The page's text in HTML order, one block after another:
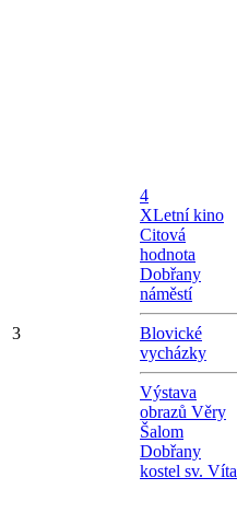
3
4
XLetní kino
Citová
hodnota
Dobřany
náměstí
Blovické
vycházky
Výstava
obrazů Věry
Šalom
Dobřany
kostel sv. Víta